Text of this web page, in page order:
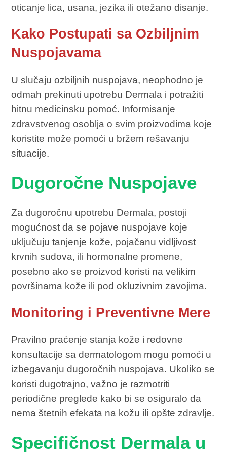
oticanje lica, usana, jezika ili otežano disanje.
Kako Postupati sa Ozbiljnim
Nuspojavama
U slučaju ozbiljnih nuspojava, neophodno je
odmah prekinuti upotrebu Dermala i potražiti
hitnu medicinsku pomoć. Informisanje
zdravstvenog osoblja o svim proizvodima koje
koristite može pomoći u bržem rešavanju
situacije.
Dugoročne Nuspojave
Za dugoročnu upotrebu Dermala, postoji
mogućnost da se pojave nuspojave koje
uključuju tanjenje kože, pojačanu vidljivost
krvnih sudova, ili hormonalne promene,
posebno ako se proizvod koristi na velikim
površinama kože ili pod okluzivnim zavojima.
Monitoring i Preventivne Mere
Pravilno praćenje stanja kože i redovne
konsultacije sa dermatologom mogu pomoći u
izbegavanju dugoročnih nuspojava. Ukoliko se
koristi dugotrajno, važno je razmotriti
periodične preglede kako bi se osiguralo da
nema štetnih efekata na kožu ili opšte zdravlje.
Specifičnost Dermala u